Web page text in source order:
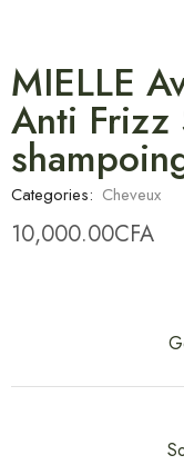
MIELLE
Anti Frizz
Categories: Cheveux
10,000.00CFA